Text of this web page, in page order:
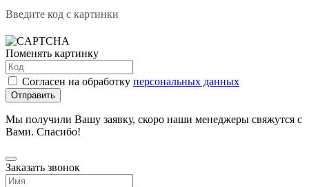
Введите код с картинки
Поменять картинку
Согласен на обработку персональных данных
Отправить
Мы получили Вашу заявку, скоро наши менеджеры свяжутся с
Вами. Спасибо!
Заказать звонок